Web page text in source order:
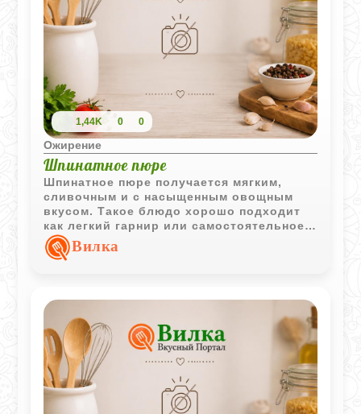
1,44K 0 0
Ожирение
Шпинатное пюре
Шпинатное пюре получается мягким,
сливочным и с насыщенным овощным
вкусом. Такое блюдо хорошо подходит
как легкий гарнир или самостоятельное
горячее дополнение к обеду.
Вилка